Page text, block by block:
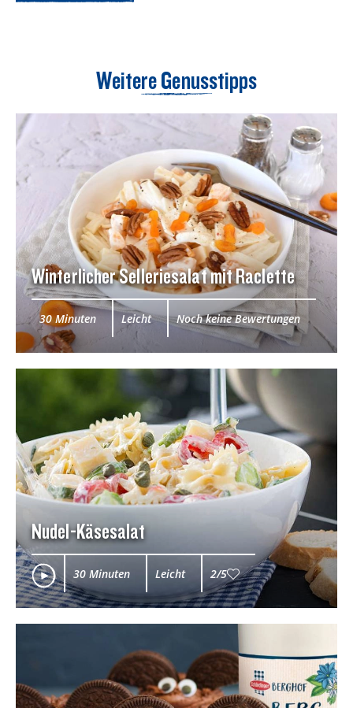
Weitere Genusstipps
Winterlicher Selleriesalat mit Raclette
30 Minuten Leicht Noch keine Bewertungen
Nudel-Käsesalat
30 Minuten Leicht 2/5